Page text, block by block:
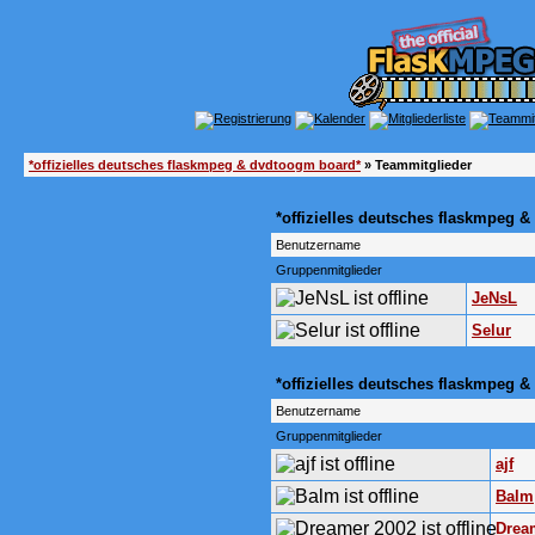
*offizielles deutsches flaskmpeg & dvdtoogm board*» Teammitglieder
*offizielles deutsches flaskmpeg
Benutzername
Gruppenmitglieder
JeNsL
Selur
*offizielles deutsches flaskmpeg
Benutzername
Gruppenmitglieder
ajf
Balm